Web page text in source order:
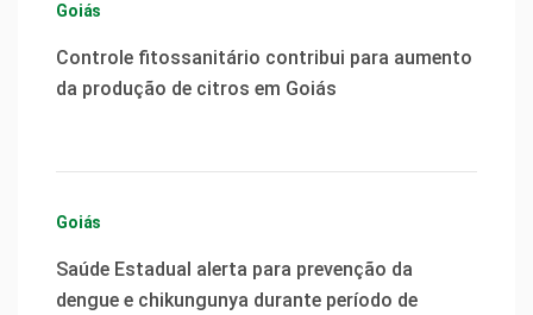
Goiás
Controle fitossanitário contribui para aumento
da produção de citros em Goiás
Goiás
Saúde Estadual alerta para prevenção da
dengue e chikungunya durante período de